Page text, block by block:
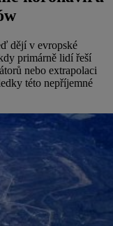
dějí v evropské
primárně lidí řeší
nebo extrapolaci
této nepříjemné